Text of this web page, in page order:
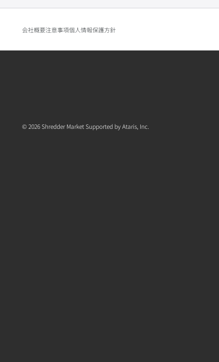
会社概要注意事項個人情報保護方針
© 2026 Shredder Market Supported by Ataris, Inc.